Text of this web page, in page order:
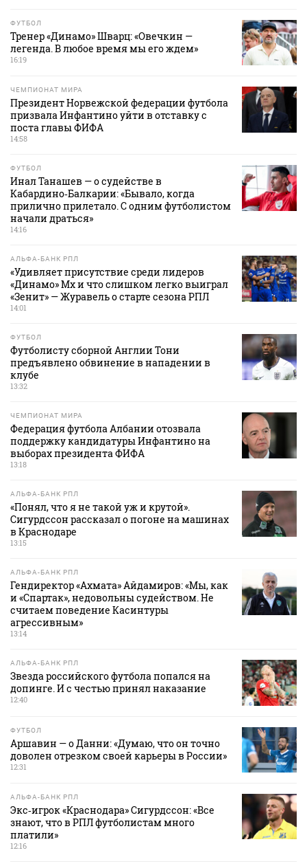
ФУТБОЛ
Тренер «Динамо» Шварц: «Овечкин —
легенда. В любое время мы его ждем»
16:19
ЧЕМПИОНАТ МИРА
Президент Норвежской федерации футбола
призвала Инфантино уйти в отставку с
поста главы ФИФА
14:58
ФУТБОЛ
Инал Танашев — о судействе в
Кабардино‑Балкарии: «Бывало, когда
прилично прилетало. С одним футболистом
начали драться»
14:16
АЛЬФА-БАНК РПЛ
«Удивляет присутствие среди лидеров
«Динамо» Мх и что слишком легко выиграл
«Зенит» — Журавель о старте сезона РПЛ
14:01
ФУТБОЛ
Футболисту сборной Англии Тони
предъявлено обвинение в нападении в
клубе
13:32
ЧЕМПИОНАТ МИРА
Федерация футбола Албании отозвала
поддержку кандидатуры Инфантино на
выборах президента ФИФА
13:18
АЛЬФА-БАНК РПЛ
«Понял, что я не такой уж и крутой».
Сигурдссон рассказал о погоне на машинах
в Краснодаре
13:15
АЛЬФА-БАНК РПЛ
Гендиректор «Ахмата» Айдамиров: «Мы, как
и «Спартак», недовольны судейством. Не
считаем поведение Касинтуры
агрессивным»
13:14
АЛЬФА-БАНК РПЛ
Звезда российского футбола попался на
допинге. И с честью принял наказание
12:40
ФУТБОЛ
Аршавин — о Данни: «Думаю, что он точно
доволен отрезком своей карьеры в России»
12:31
АЛЬФА-БАНК РПЛ
Экс‑игрок «Краснодара» Сигурдссон: «Все
знают, что в РПЛ футболистам много
платили»
12:16